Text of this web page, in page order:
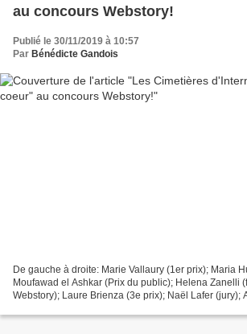
au concours Webstory!
Publié le 30/11/2019 à 10:57
Par Bénédicte Gandois
De gauche à droite: Marie Vallaury (1er prix); Maria
Moufawad el Ashkar (Prix du public); Helena Zanelli
Webstory); Laure Brienza (3e prix); Naël Lafer (jury);